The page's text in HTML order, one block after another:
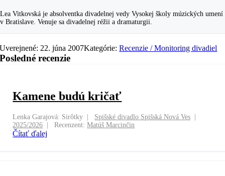
Lea Vitkovská je absolventka divadelnej vedy Vysokej školy múzických umení
v Bratislave. Venuje sa divadelnej réžii a dramaturgii.
Uverejnené: 22. júna 2007Kategórie:Recenzie / Monitoring divadiel
Posledné recenzie
Kamene budú kričať
Lenka Garajová: Sirôtky
Spišské divadlo Spišská Nová Ves
2025/2026
Recenzent:Matúš Marcinčin
Čítať ďalej